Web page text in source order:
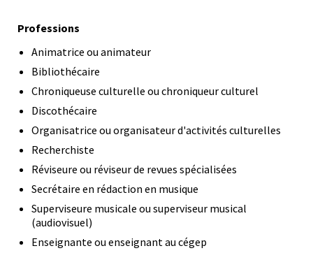
Professions
Animatrice ou animateur
Bibliothécaire
Chroniqueuse culturelle ou chroniqueur culturel
Discothécaire
Organisatrice ou organisateur d'activités culturelles
Recherchiste
Réviseure ou réviseur de revues spécialisées
Secrétaire en rédaction en musique
Superviseure musicale ou superviseur musical
(audiovisuel)
Enseignante ou enseignant au cégep